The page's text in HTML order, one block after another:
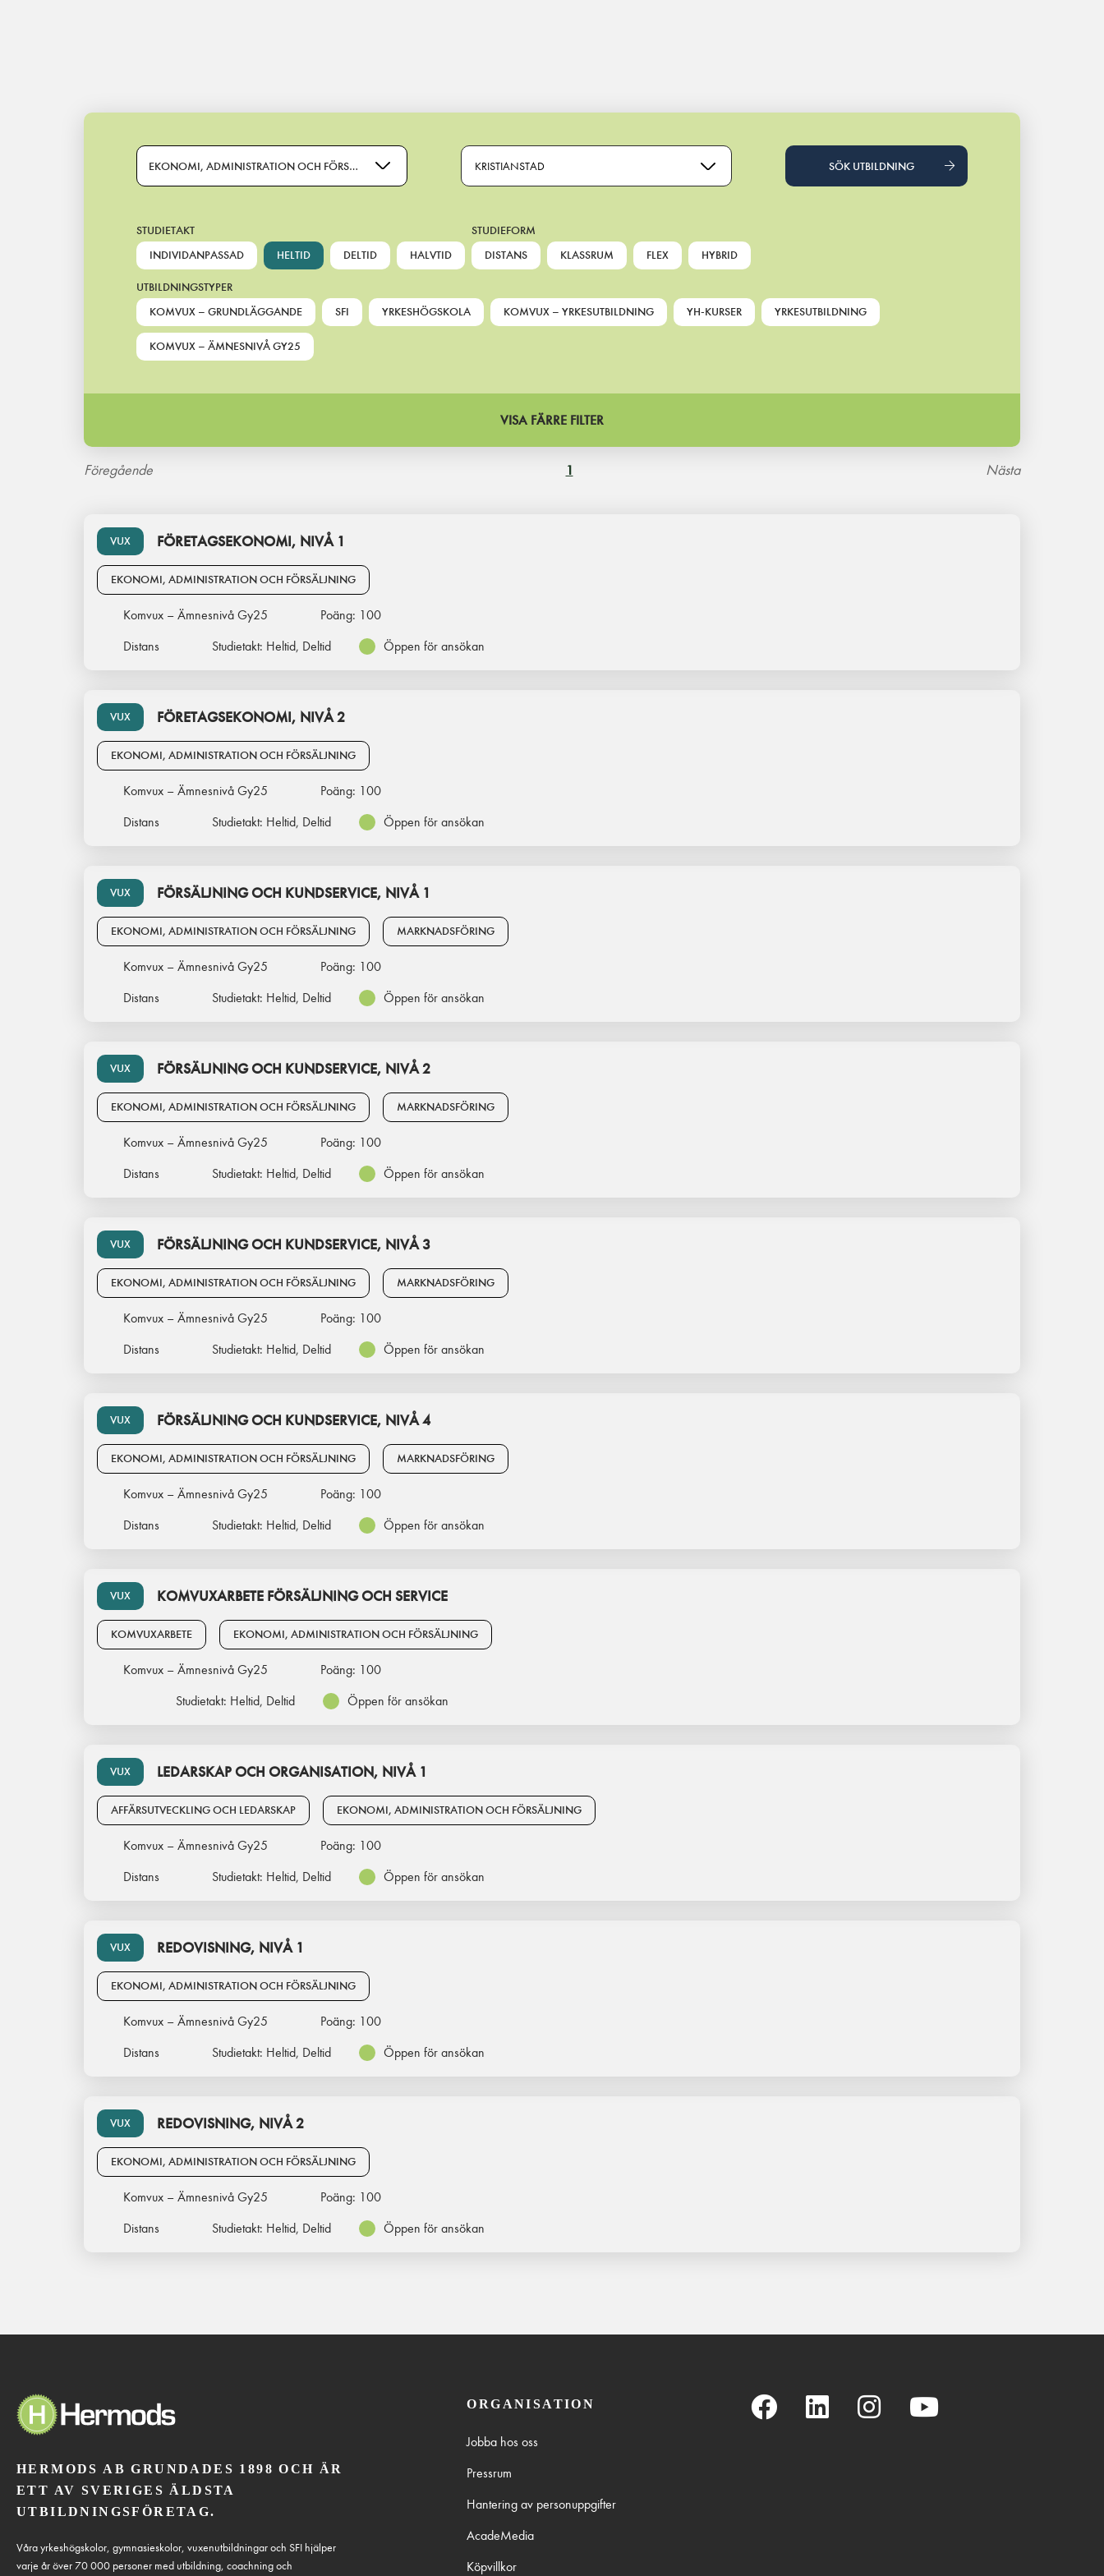
Main Navigation
EKONOMI, ADMINISTRATION OCH FÖRSÄLJNING KRISTIANSTAD SÖK UTBILDNING
STUDIETAKT
INDIVIDANPASSAD
HELTID DELTID HALVTID
STUDIEFORM
DISTANS
KLASSRUM FLEX HYBRID
UTBILDNINGSTYPER
KOMVUX – GRUNDLÄGGANDE
SFI YRKESHÖGSKOLA KOMVUX – YRKESUTBILDNING YH-KURSER YRKESUTBILDNING
KOMVUX – ÄMNESNIVÅ GY25
VISA FÄRRE FILTER
Föregående 1 Nästa
VUX FÖRETAGSEKONOMI, NIVÅ 1
EKONOMI, ADMINISTRATION OCH FÖRSÄLJNING
Komvux – Ämnesnivå Gy25 Poäng: 100
Distans
Studietakt: Heltid, Deltid Öppen för ansökan
VUX FÖRETAGSEKONOMI, NIVÅ 2
EKONOMI, ADMINISTRATION OCH FÖRSÄLJNING
Komvux – Ämnesnivå Gy25 Poäng: 100
Distans
Studietakt: Heltid, Deltid Öppen för ansökan
VUX FÖRSÄLJNING OCH KUNDSERVICE, NIVÅ 1
EKONOMI, ADMINISTRATION OCH FÖRSÄLJNING MARKNADSFÖRING
Komvux – Ämnesnivå Gy25 Poäng: 100
Distans
Studietakt: Heltid, Deltid Öppen för ansökan
VUX FÖRSÄLJNING OCH KUNDSERVICE, NIVÅ 2
EKONOMI, ADMINISTRATION OCH FÖRSÄLJNING MARKNADSFÖRING
Komvux – Ämnesnivå Gy25 Poäng: 100
Distans
Studietakt: Heltid, Deltid Öppen för ansökan
VUX FÖRSÄLJNING OCH KUNDSERVICE, NIVÅ 3
EKONOMI, ADMINISTRATION OCH FÖRSÄLJNING MARKNADSFÖRING
Komvux – Ämnesnivå Gy25 Poäng: 100
Distans
Studietakt: Heltid, Deltid Öppen för ansökan
VUX FÖRSÄLJNING OCH KUNDSERVICE, NIVÅ 4
EKONOMI, ADMINISTRATION OCH FÖRSÄLJNING MARKNADSFÖRING
Komvux – Ämnesnivå Gy25 Poäng: 100
Distans
Studietakt: Heltid, Deltid Öppen för ansökan
VUX KOMVUXARBETE FÖRSÄLJNING OCH SERVICE
KOMVUXARBETE EKONOMI, ADMINISTRATION OCH FÖRSÄLJNING
Komvux – Ämnesnivå Gy25 Poäng: 100
Studietakt: Heltid, Deltid Öppen för ansökan
VUX LEDARSKAP OCH ORGANISATION, NIVÅ 1
AFFÄRSUTVECKLING OCH LEDARSKAP EKONOMI, ADMINISTRATION OCH FÖRSÄLJNING
Komvux – Ämnesnivå Gy25 Poäng: 100
Distans
Studietakt: Heltid, Deltid Öppen för ansökan
VUX REDOVISNING, NIVÅ 1
EKONOMI, ADMINISTRATION OCH FÖRSÄLJNING
Komvux – Ämnesnivå Gy25 Poäng: 100
Distans
Studietakt: Heltid, Deltid Öppen för ansökan
VUX REDOVISNING, NIVÅ 2
EKONOMI, ADMINISTRATION OCH FÖRSÄLJNING
Komvux – Ämnesnivå Gy25 Poäng: 100
Distans
Studietakt: Heltid, Deltid Öppen för ansökan
HERMODS AB GRUNDADES 1898 OCH ÄR
ETT AV SVERIGES ÄLDSTA
UTBILDNINGSFÖRETAG.
Våra yrkeshögskolor, gymnasieskolor, vuxenutbildningar och SFI hjälper
varje år över 70 000 personer med utbildning, coachning och
ORGANISATION
Jobba hos oss
Pressrum
Hantering av personuppgifter
AcadeMedia
Köpvillkor